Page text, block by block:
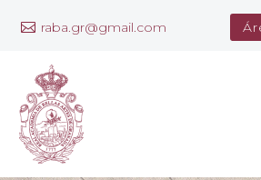
raba.gr@gmail.com